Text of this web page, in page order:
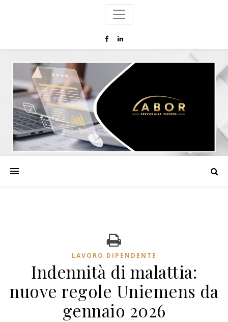
LAVORO DIPENDENTE
Indennità di malattia:
nuove regole Uniemens da
gennaio 2026